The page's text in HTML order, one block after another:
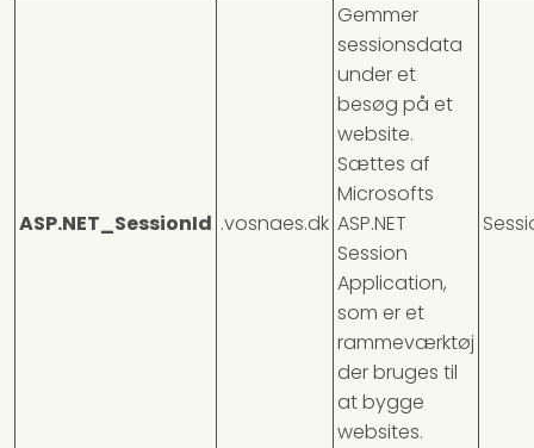
ASP.NET_SessionId .vosnaes.dk
Gemmer
sessionsdata
under et
besøg på et
website.
Sættes af
Microsofts
ASP.NET
Session
Application,
som er et
rammeværktøj
der bruges til
at bygge
websites.